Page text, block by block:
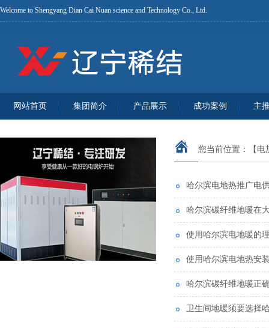
Welcome to Shengyang Dian Cai Nuan science and Technology Co., Ltd.
网站首页 集团简介 产品展示 成功案例 主
您当前位置： 【
哈尔滨电地热推广电
哈尔滨碳纤维地暖在
使用哈尔滨电地暖的
使用哈尔滨电地热安
哈尔滨碳纤维地暖正
卫生间地暖须要选择